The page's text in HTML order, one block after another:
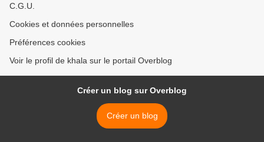
C.G.U.
Cookies et données personnelles
Préférences cookies
Voir le profil de khala sur le portail Overblog
Créer un blog sur Overblog
Créer un blog